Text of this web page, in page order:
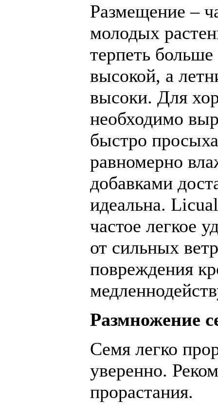
Размещение –
молодых
терпеть
высокой, а
высоки. Для
необходимо
быстро
равномерно
добавками
идеальна.
частое легкое
от сильных
повреждения
Размножение
Семя легко
уверенно.
прорастания.